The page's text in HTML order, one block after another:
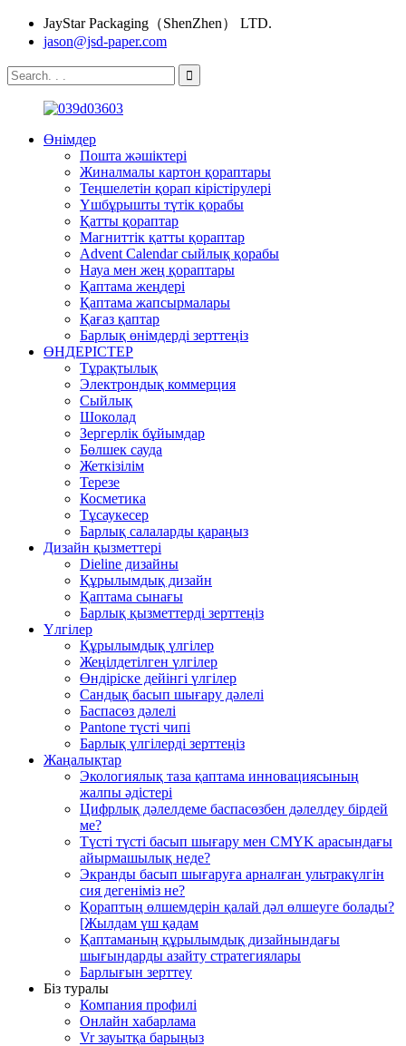
JayStar Packaging（ShenZhen） LTD.
jason@jsd-paper.com
Өнімдер
Пошта жәшіктері
Жиналмалы картон қораптары
Теңшелетін қорап кірістірулері
Үшбұрышты түтік қорабы
Қатты қораптар
Магниттік қатты қораптар
Advent Calendar сыйлық қорабы
Науа мен жең қораптары
Қаптама жеңдері
Қаптама жапсырмалары
Қағаз қаптар
Барлық өнімдерді зерттеңіз
ӨНДЕРІСТЕР
Тұрақтылық
Электрондық коммерция
Сыйлық
Шоколад
Зергерлік бұйымдар
Бөлшек сауда
Жеткізілім
Терезе
Косметика
Тұсаукесер
Барлық салаларды қараңыз
Дизайн қызметтері
Dieline дизайны
Құрылымдық дизайн
Қаптама сынағы
Барлық қызметтерді зерттеңіз
Үлгілер
Құрылымдық үлгілер
Жеңілдетілген үлгілер
Өндіріске дейінгі үлгілер
Сандық басып шығару дәлелі
Баспасөз дәлелі
Pantone түсті чипі
Барлық үлгілерді зерттеңіз
Жаңалықтар
Экологиялық таза қаптама инновациясының
жалпы әдістері
Цифрлық дәлелдеме баспасөзбен дәлелдеу бірдей
ме?
Түсті түсті басып шығару мен CMYK арасындағы
айырмашылық неде?
Экранды басып шығаруға арналған ультракүлгін
сия дегеніміз не?
Қораптың өлшемдерін қалай дәл өлшеуге болады?
[Жылдам үш қадам
Қаптаманың құрылымдық дизайнындағы
шығындарды азайту стратегиялары
Барлығын зерттеу
Біз туралы
Компания профилі
Онлайн хабарлама
Vr зауытқа барыңыз